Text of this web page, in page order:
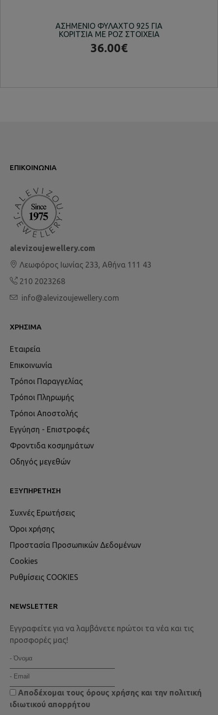
ΑΣΗΜΕΝΙΟ ΦΥΛΑΧΤΟ 925 ΓΙΑ
ΚΟΡΙΤΣΙΑ ΜΕ ΡΟΖ ΣΤΟΙΧΕΙΑ
36.00€
ΕΠΙΚΟΙΝΩΝΊΑ
alevizoujewellery.com
Λεωφόρος Ιωνίας 233, Αθήνα 111 43
210 2023268
info@alevizoujewellery.com
ΧΡΉΣΙΜΑ
Εταιρεία
Επικοινωνία
Τρόποι Παραγγελίας
Τρόποι Πληρωμής
Τρόποι Αποστολής
Εγγύηση - Επιστροφές
Φροντιδα κοσμημάτων
Οδηγός μεγεθών
ΕΞΥΠΗΡΈΤΗΣΗ
Συχνές Ερωτήσεις
Όροι χρήσης
Προστασία Προσωπικών Δεδομένων
Cookies
Ρυθμίσεις COOKIES
NEWSLETTER
Εγγραφείτε για να λαμβάνετε πρώτοι τα νέα και τις
προσφορές μας!
Αποδέχομαι τους όρους χρήσης και την πολιτική
ιδιωτικού απορρήτου